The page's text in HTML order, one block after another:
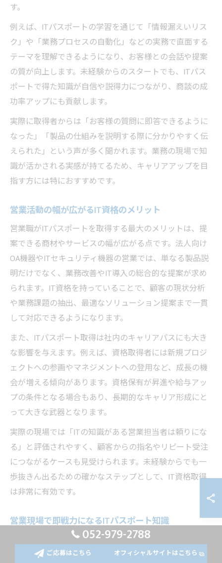
す。
例えば、ITパスポートの学習を通じて「情報漏えいリス
ク」や「業務プロセスの自動化」などの実務で直面する
テーマを理解できるようになり、お客様との会話や提案
の質が向上します。未経験からのスタートでも、ITパス
ポートで得た知識が自信や説得力につながり、商談の成
功率アップにも貢献します。
実際に取得者からは「お客様の質問に即答できるように
なった」「製品の仕組みを説明する際に分かりやすく伝
えられた」という声が多く聞かれます。業務の現場で知
識が活かされる実感が持てるため、キャリアアップを目
指す方には特におすすめです。
営業活動の幅が広がるIT資格のメリット
営業職がITパスポートを取得する最大のメリットは、提
案できる商材やサービスの幅が広がる点です。法人向け
OA機器やITセキュリティ機器の営業では、単なる製品説
明だけでなく、業務改善やIT導入の総合的な提案が求め
られます。IT資格を持っていることで、顧客の現状分析
や業務課題の抽出、最適なソリューション提案まで一貫
して対応できるようになります。
また、ITパスポート取得は社内のキャリアパスにも大き
な影響を与えます。例えば、資格取得者には新規プロジ
ェクトへの参画やマネジメントへの登用など、成長の機
会が増える傾向があります。資格保有が昇進や給与アッ
プの条件となる場合もあり、長期的なキャリア形成にと
って大きな武器となります。
実際の現場では「ITの知識がある営業担当者は頼りにな
る」と評価されやすく、顧客からの指名やリピート受注
につながるケースも見受けられます。未経験からでも一
歩抜きん出るための確かなステップとして、IT資格取得
は非常に有効です。
営業現場で即戦力になるITパスポート知識
営業現場で即戦力となるITパスポートの知識には、情報
セキュリティやネットワークの基本、業務改善の手法な
052-979-2788
ご応募はこちら オフィシャルサイトはこちら